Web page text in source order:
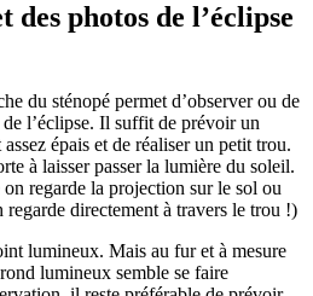
des photos de l’éclipse
du sténopé permet d’observer ou de
l’éclipse. Il suffit de prévoir un
épais et de réaliser un petit trou.
à laisser passer la lumière du soleil.
regarde la projection sur le sol ou
directement à travers le trou !)
lumineux. Mais au fur et à mesure
lumineux semble se faire